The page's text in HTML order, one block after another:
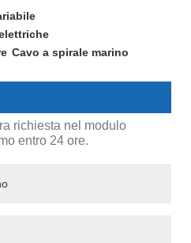
Cavo a spirale marino
richiesta nel modulo
entro 24 ore.